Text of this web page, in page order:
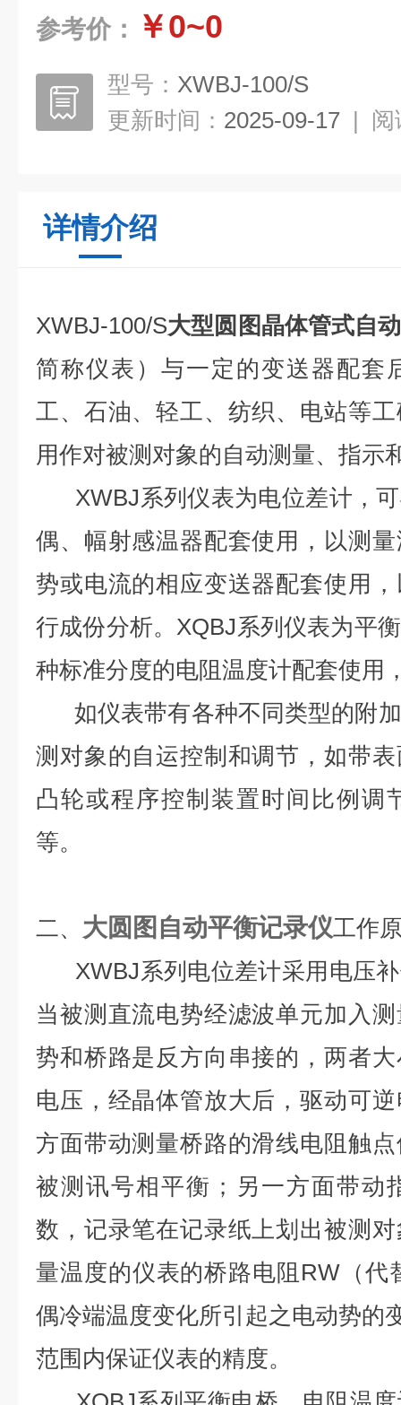
参考价： ￥0~0
型号： XWBJ-100/S
更新时间： 2025-09-17 | 阅
详情介绍
XWBJ-100/S大型圆图晶体管式自
简称仪表）与一定的变送器配套
工、石油、轻工、纺织、电站等
用作对被测对象的自动测量、指示
XWBJ系列仪表为电位差计，可
偶、幅射感温器配套使用，以测
势或电流的相应变送器配套使用
行成份分析。XQBJ系列仪表为平
种标准分度的电阻温度计配套使用
如仪表带有各种不同类型的附
测对象的自运控制和调节，如带
凸轮或程序控制装置时间比例调
等。
二、 大圆图自动平衡记录仪工作
XWBJ系列电位差计采用电压补
当被测直流电势经滤波单元加入
势和桥路是反方向串接的，两者
电压，经晶体管放大后，驱动可
方面带动测量桥路的滑线电阻触
被测讯号相平衡；另一方面带动
数，记录笔在记录纸上划出被测
量温度的仪表的桥路电阻RW（代
偶冷端温度变化所引起之电动势的
范围内保证仪表的精度。